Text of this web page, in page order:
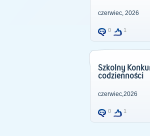
czerwiec, 2026
0 1
Szkolny
codzienności
czerwiec,2026
0 1